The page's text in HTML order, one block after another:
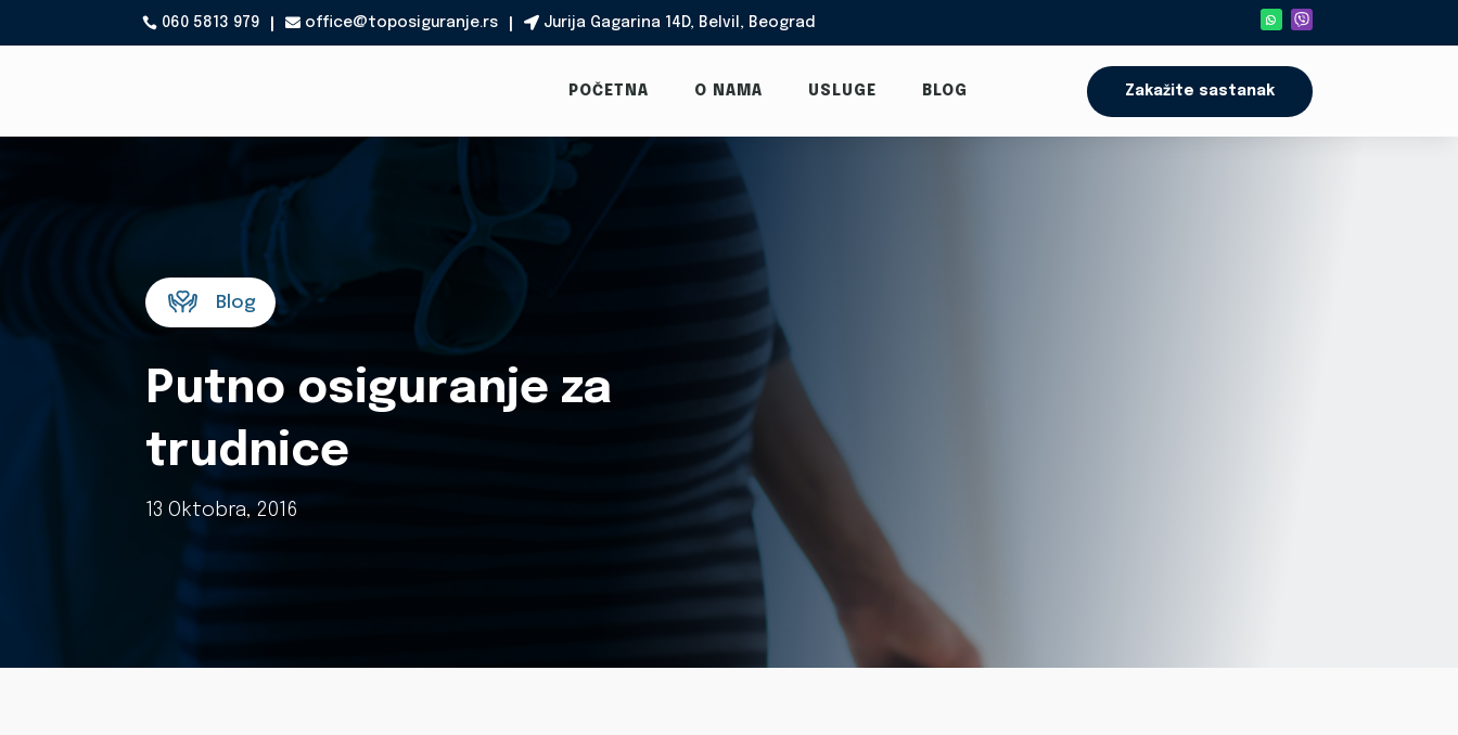
060 5813 979  office@toposiguranje.rs Jurija Gagarina 14D, Belvil, Beograd
POČETNA O NAMA USLUGE BLOG Zakažite sastanak
Blog
Putno osiguranje za
trudnice
13 Oktobra, 2016